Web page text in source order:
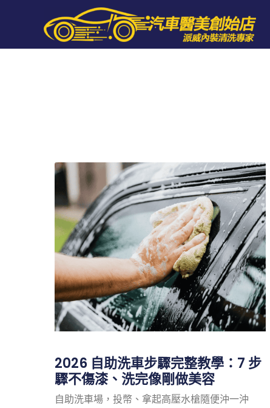
2026 自助洗車步驟完整教學：7 步
驟不傷漆、洗完像剛做美容
自助洗車場，投幣、拿起高壓水槍隨便沖一沖